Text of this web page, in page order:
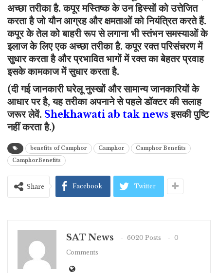
अच्छा तरीका है. कपूर मस्तिष्क के उन हिस्सों को उत्तेजित
करता है जो यौन आग्रह और क्षमताओं को नियंत्रित करते हैं.
कपूर के तेल को बाहरी रूप से लगाना भी स्तंभन समस्याओं के
इलाज के लिए एक अच्छा तरीका है. कपूर रक्त परिसंचरण में
सुधार करता है और प्रभावित भागों में रक्त का बेहतर प्रवाह
इसके कामकाज में सुधार करता है.
(दी गई जानकारी घरेलू नुस्खों और सामान्य जानकारियों के
आधार पर है, यह तरीका अपनाने से पहले डॉक्टर की सलाह
जरूर लेवें. Shekhawati ab tak news इसकी पुष्टि
नहीं करता है.)
benefits of Camphor Camphor
Camphor Benefits
CamphorBenefits
Share Facebook Twitter
SAT News 6020 Posts
0
Comments